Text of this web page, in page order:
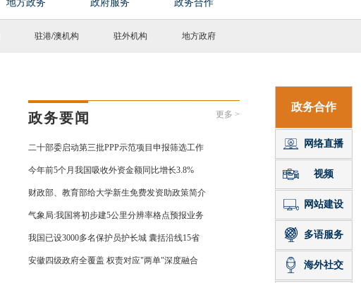
驻港/澳机构 驻外机构 地方政府
政务要闻 更多 >
二十部委启动第三批PPP示范项目申报筛选工作
今年前5个月我国吸收外资金额同比增长3.8%
财政部、教育部给大学新生免费发资助政策简介
气象局:我国将初步建5公里分辨率格点预报业务
我国已设3000多名保护员护长城 囊括沿线15省
安徽四级政府全覆盖 权责对应"两单"深度融合